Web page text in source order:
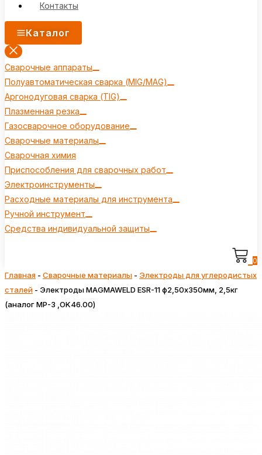
Контакты
Каталог
Сварочные аппараты
Полуавтоматическая сварка (MIG/MAG)
Аргонодуговая сварка (TIG)
Плазменная резка
Газосварочное оборудование
Сварочные материалы
Сварочная химия
Приспособления для сварочных работ
Электроинструменты
Расходные материалы для инструмента
Ручной инструмент
Средства индивидуальной защиты
0
Главная - Сварочные материалы - Электроды для углеродистых
сталей - Электроды MAGMAWELD ESR-11 ф2,50х350мм, 2,5кг
(аналог МР-3 ,OK46.00)